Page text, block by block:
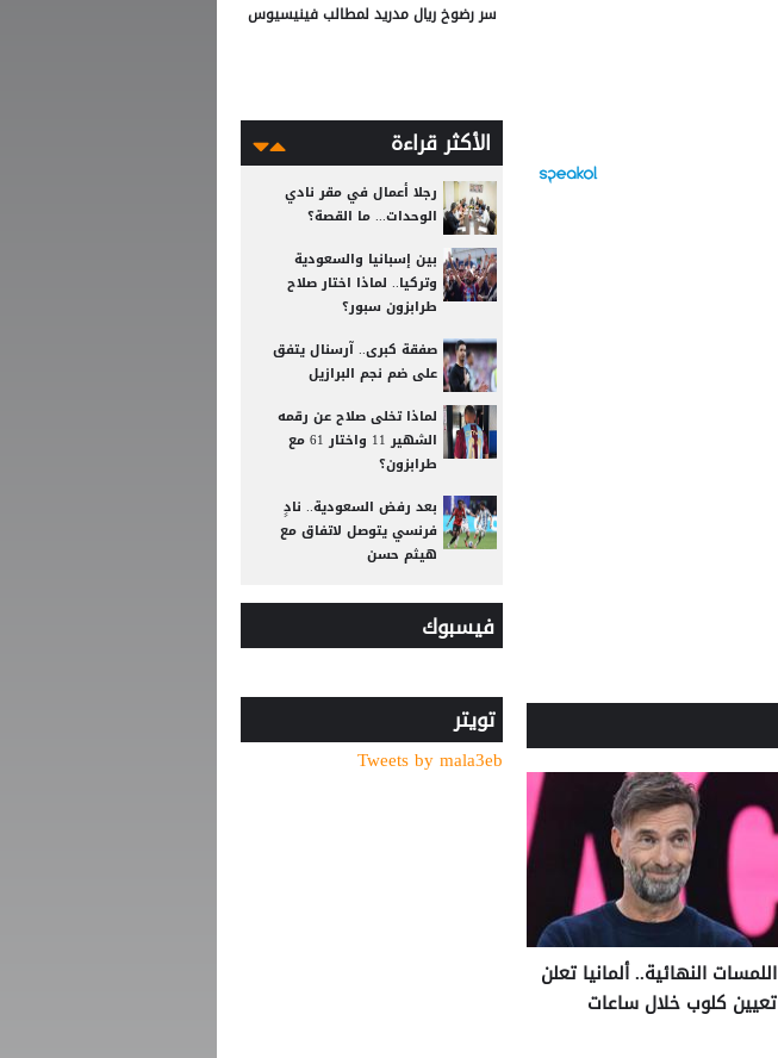
اللمسات النهائية.. ألمانيا تعلن
تعيين كلوب خلال ساعات
سر رضوخ ريال مدريد لمطالب فينيسيوس
الأكثر قراءة
رجلا أعمال في مقر نادي
الوحدات... ما القصة؟
بين إسبانيا والسعودية
وتركيا.. لماذا اختار صلاح
طرابزون سبور؟
صفقة كبرى.. آرسنال يتفق
على ضم نجم البرازيل
لماذا تخلى صلاح عن رقمه
الشهير 11 واختار 61 مع
طرابزون؟
بعد رفض السعودية.. نادٍ
فرنسي يتوصل لاتفاق مع
هيثم حسن
على عرض سعودي !!
للبريميرليج.. يايسله يقود
فيسبوك
تويتر
Tweets by mala3eb